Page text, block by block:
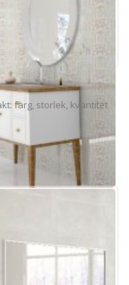
färg, storlek, kvantitet